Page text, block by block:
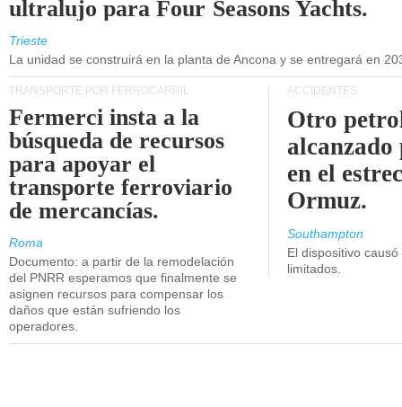
ultralujo para Four Seasons Yachts.
Trieste
La unidad se construirá en la planta de Ancona y se entregará en
TRANSPORTE POR FERROCARRIL
Fermerci insta a la
búsqueda de recursos
para apoyar el
transporte ferroviario
de mercancías.
Roma
Documento: a partir de la remodelación
del PNRR esperamos que finalmente se
asignen recursos para compensar los
daños que están sufriendo los
operadores.
ACCIDENTES
Otro
en el
Ormuz.
Southampton
El dispositivo
limitados.